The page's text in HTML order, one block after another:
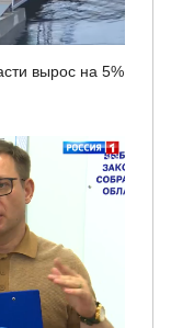
вырос на 5%